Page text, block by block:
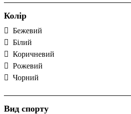
Колір
Бежевий
Білий
Коричневий
Рожевий
Чорний
Вид спорту